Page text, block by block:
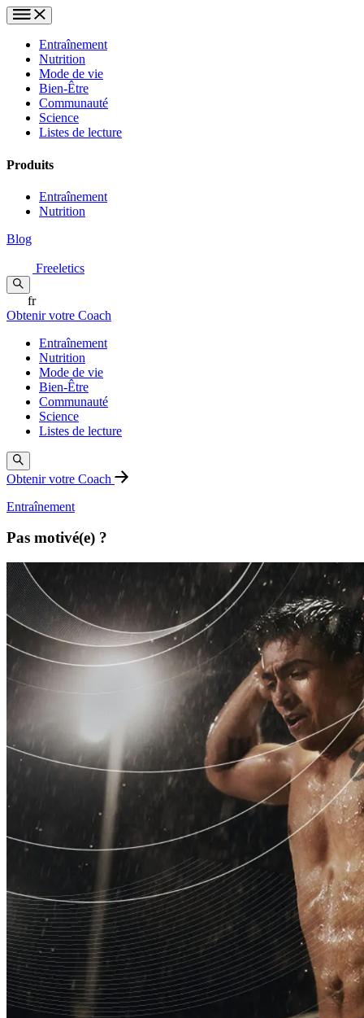
Entraînement
Nutrition
Mode de vie
Bien-Être
Communauté
Science
Listes de lecture
Produits
Entraînement
Nutrition
Blog
Freeletics
fr
Obtenir votre Coach
Entraînement
Nutrition
Mode de vie
Bien-Être
Communauté
Science
Listes de lecture
Obtenir votre Coach
Entraînement
Pas motivé(e) ?